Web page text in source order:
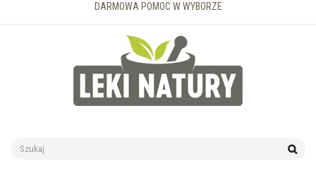
DARMOWA POMOC W WYBORZE